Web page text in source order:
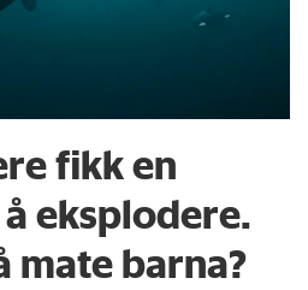
fikk en
eksplodere.
mate barna?